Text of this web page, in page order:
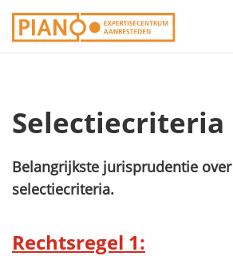
Overslaan
en
gaan
Selectiecriteria
Belangrijkste jurisprudentie
selectiecriteria.
Rechtsregel 1: